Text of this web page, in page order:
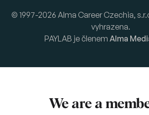
© 1997-2026 Alma Career Czechia,
vyhrazena.
PAYLAB je členem Alma
We are a